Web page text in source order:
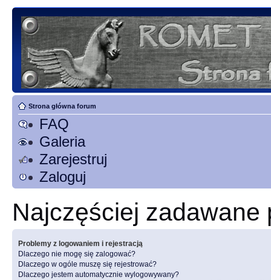
Strona główna forum
FAQ
Galeria
Zarejestruj
Zaloguj
Najczęściej zadawane
Problemy z logowaniem i rejestracją
Dlaczego nie mogę się zalogować?
Dlaczego w ogóle muszę się rejestrować?
Dlaczego jestem automatycznie wylogowywany?